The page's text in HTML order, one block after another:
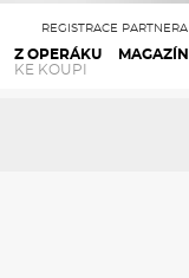
Z OPERÁKU
KE KOUPI
MAGAZÍN
REGISTRACE PARTNERA